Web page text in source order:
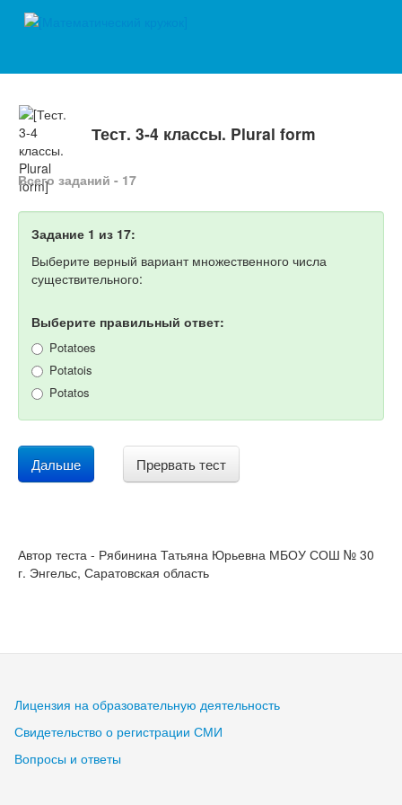
Тест. 3-4 классы. Plural form
Всего заданий - 17
Задание 1 из 17:
Выберите верный вариант множественного числа
существительного:
Выберите правильный ответ:
Potatoes
Potatois
Potatos
Дальше Прервать тест
Автор теста - Рябинина Татьяна Юрьевна МБОУ СОШ № 30
г. Энгельс, Саратовская область
Лицензия на образовательную деятельность
Свидетельство о регистрации СМИ
Вопросы и ответы